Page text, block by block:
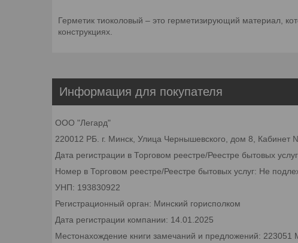
Герметик тиоколовый – это герметизирующий материал,
конструкциях.
Информация для покупателя
ООО "Легард"
220012 РБ. г. Минск, Улица Чернышевского, дом 8, Кабинет
Дата регистрации в Торговом реестре/Реестре бытовых
Номер в Торговом реестре/Реестре бытовых услуг: Не
УНП: 193830922
Регистрационный орган: Минский горисполком
Дата регистрации компании: 14.01.2025
Местонахождение книги замечаний и предложений: